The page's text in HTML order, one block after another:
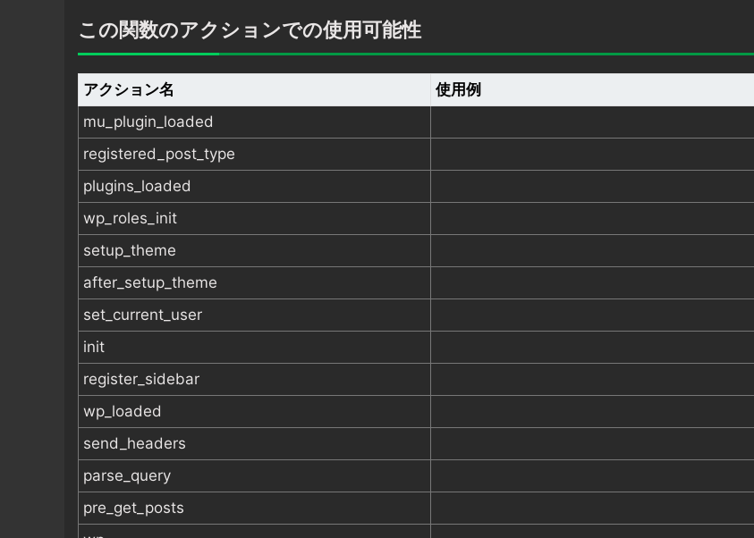
この関数のアクションでの使用可能性
アクション名
使用例
mu_plugin_loaded
registered_post_type
plugins_loaded
wp_roles_init
setup_theme
after_setup_theme
set_current_user
init
register_sidebar
wp_loaded
send_headers
parse_query
pre_get_posts